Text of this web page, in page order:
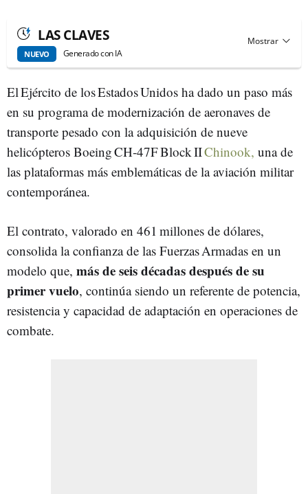
LAS CLAVES
NUEVO Generado con IA
El Ejército de los Estados Unidos ha dado un paso más
en su programa de modernización de aeronaves de
transporte pesado con la adquisición de nueve
helicópteros Boeing CH‑47F Block IIChinook, una de
las plataformas más emblemáticas de la aviación militar
contemporánea.
El contrato, valorado en 461 millones de dólares,
consolida la confianza de las Fuerzas Armadas en un
modelo que, más de seis décadas después de su
primer vuelo, continúa siendo un referente de potencia,
resistencia y capacidad de adaptación en operaciones de
combate.